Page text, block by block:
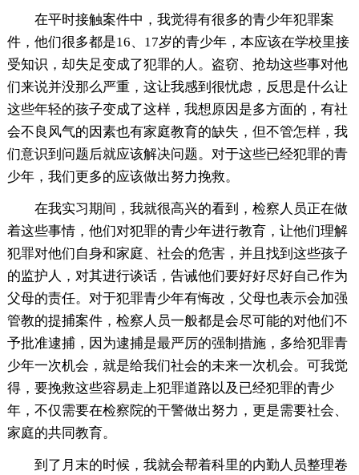
在平时接触案件中，我觉得有很多的青少年犯罪案
件，他们很多都是16、17岁的青少年，本应该在学校里接
受知识，却失足变成了犯罪的人。盗窃、抢劫这些事对他
们来说并没那么严重，这让我感到很忧虑，反思是什么让
这些年轻的孩子变成了这样，我想原因是多方面的，有社
会不良风气的因素也有家庭教育的缺失，但不管怎样，我
们意识到问题后就应该解决问题。对于这些已经犯罪的青
少年，我们更多的应该做出努力挽救。
在我实习期间，我就很高兴的看到，检察人员正在做
着这些事情，他们对犯罪的青少年进行教育，让他们理解
犯罪对他们自身和家庭、社会的危害，并且找到这些孩子
的监护人，对其进行谈话，告诫他们要好好尽好自己作为
父母的责任。对于犯罪青少年有悔改，父母也表示会加强
管教的提捕案件，检察人员一般都是会尽可能的对他们不
予批准逮捕，因为逮捕是最严厉的强制措施，多给犯罪青
少年一次机会，就是给我们社会的未来一次机会。可我觉
得，要挽救这些容易走上犯罪道路以及已经犯罪的青少
年，不仅需要在检察院的干警做出努力，更是需要社会、
家庭的共同教育。
到了月末的时候，我就会帮着科里的内勤人员整理卷